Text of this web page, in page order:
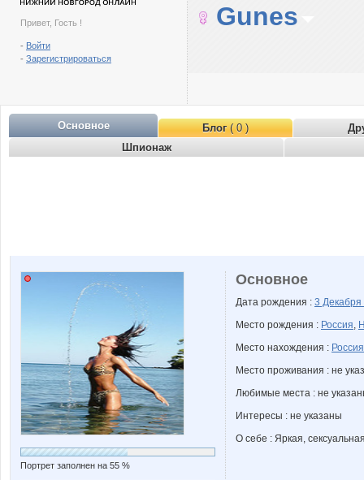
Привет, Гость !
- Войти
- Зарегистрироваться
Gunes
Основное Блог( 0 )
Шпионаж
Портрет заполнен на 55 %
Основное
Дата рождения : 3 Декабря
Место рождения : Россия,
Место нахождения : Россия
Место проживания : не
Любимые места : не
Интересы : не указаны
О себе : Яркая,